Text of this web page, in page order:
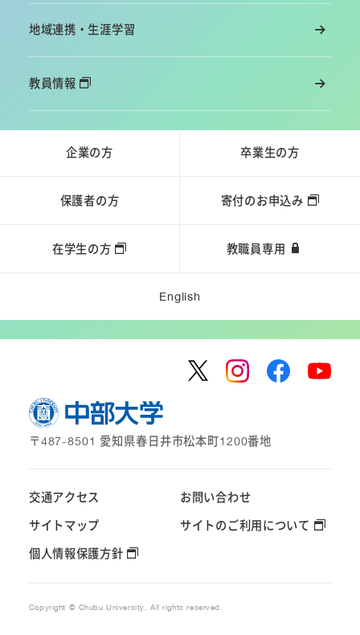
地域連携・生涯学習
教員情報
企業の方 卒業生の方
保護者の方 寄付のお申込み
在学生の方 教職員専用
English
〒487-8501 愛知県春日井市松本町1200番地
交通アクセス お問い合わせ
サイトマップ サイトのご利用について
個人情報保護方針
Copyright © Chubu University. All rights reserved.